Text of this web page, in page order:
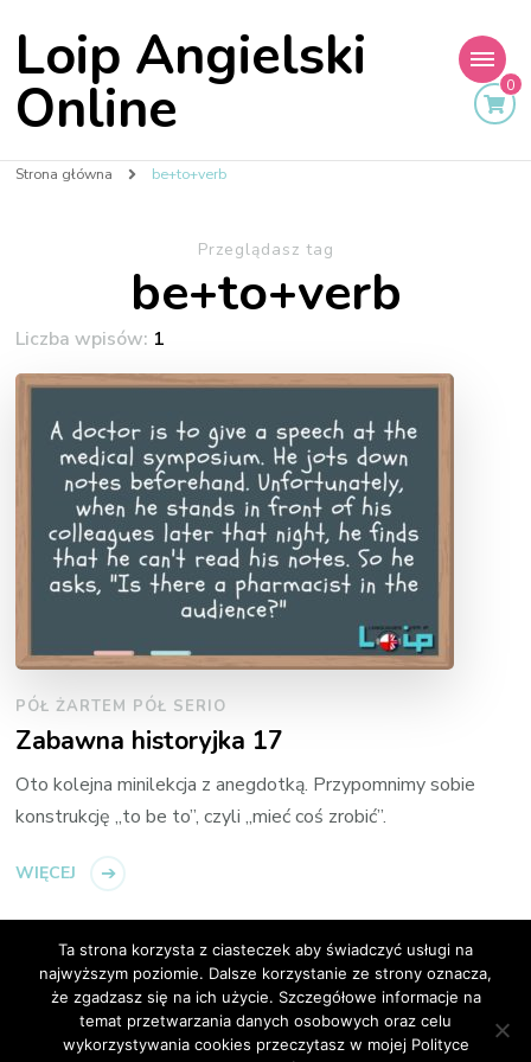
Loip Angielski
Online 0
Strona główna be+to+verb
Przeglądasz tag
be+to+verb
Liczba wpisów: 1
PÓŁ ŻARTEM PÓŁ SERIO
Zabawna historyjka 17
Oto kolejna minilekcja z anegdotką. Przypomnimy sobie
konstrukcję „to be to”, czyli „mieć coś zrobić”.
WIĘCEJ
© Copyright 2026Loip Angielski Online. All Rights
Ta strona korzysta z ciasteczek aby świadczyć usługi na
najwyższym poziomie. Dalsze korzystanie ze strony oznacza,
że zgadzasz się na ich użycie. Szczegółowe informacje na
temat przetwarzania danych osobowych oraz celu
wykorzystywania cookies przeczytasz w mojej Polityce